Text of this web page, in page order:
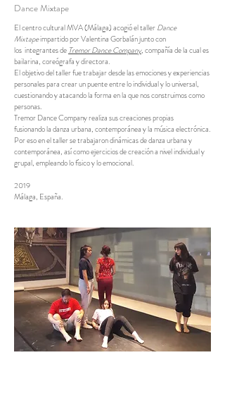
Dance Mixtape
El centro cultural MVA (Málaga) acogió el tallerDance
Mixtapeimpartido por Valentina Gorbalán junto con
los integrantes de Tremor Dance Company, compañía de la cual es
bailarina, coreógrafa y directora.
El objetivo del taller fue trabajar desde las emociones y experiencias
personales para crear un puente entre lo individual y lo universal,
cuestionando y atacando la forma en la que nos construimos como
personas.
Tremor Dance Company realiza sus creaciones propias
fusionando la danza urbana, contemporánea y la música electrónica.
Por eso en el taller se trabajaron dinámicas de danza urbana y
contemporánea, así como ejercicios de creación a nivel individual y
grupal, empleando lo físico y lo emocional.
2019
​Málaga, España.